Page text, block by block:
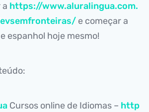
a https://www.aluralingua.com.
e começar a
espanhol hoje mesmo!
Cursos online de Idiomas – http